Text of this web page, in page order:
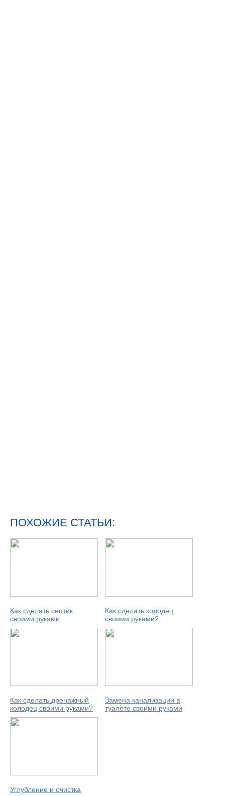
ПОХОЖИЕ СТАТЬИ:
Как сделать септик
своими руками
Как сделать колодец
своими руками?
Как сделать дренажный
колодец своими руками?
Замена канализации в
туалете своими руками
Углубление и очистка